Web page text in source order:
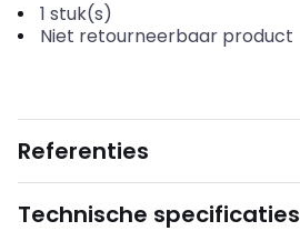
1 stuk(s)
Niet retourneerbaar product
Referenties
Technische specificaties